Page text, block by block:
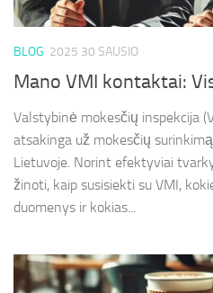
BLOG 2025 30 SAUSIO
Mano VMI kontaktai:
Valstybinė mokesčių inspekcija
atsakinga už mokesčių
Lietuvoje. Norint efektyviai
žinoti, kaip susisiekti su VMI,
duomenys ir kokias...